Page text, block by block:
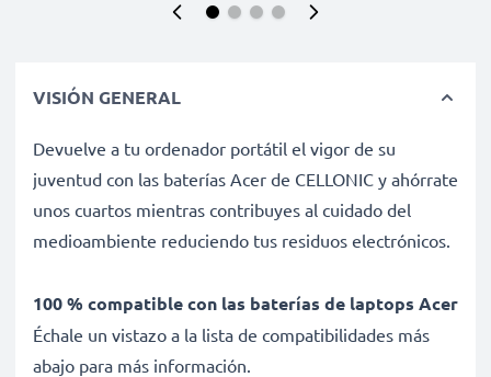
VISIÓN GENERAL
Devuelve a tu ordenador portátil el vigor de su
juventud con las baterías Acer de CELLONIC y ahórrate
unos cuartos mientras contribuyes al cuidado del
medioambiente reduciendo tus residuos electrónicos.
100 % compatible con las baterías de laptops Acer
Échale un vistazo a la lista de compatibilidades más
abajo para más información.